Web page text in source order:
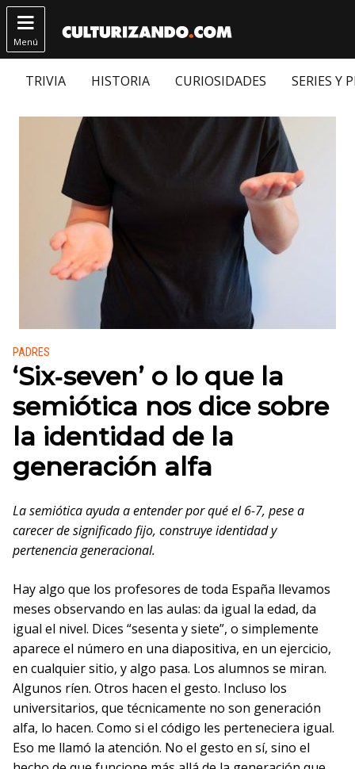

Menú
TRIVIA HISTORIA CURIOSIDADES SERIES Y
Publicado en:
PADRES
‘Six‑seven’ o lo que la
semiótica nos dice sobre
la identidad de la
generación alfa
La semiótica ayuda a entender por qué el 6-7, pese a
carecer de significado fijo, construye identidad y
pertenencia generacional.
Hay algo que los profesores de toda España llevamos
meses observando en las aulas: da igual la edad, da
igual el nivel. Dices “sesenta y siete”, o simplemente
aparece el número en una diapositiva, en un ejercicio,
en cualquier sitio, y algo pasa. Los alumnos se miran.
Algunos ríen. Otros hacen el gesto. Incluso los
universitarios, que técnicamente no son generación
alfa, lo hacen. Como si el código les perteneciera igual.
Eso me llamó la atención. No el gesto en sí, sino el